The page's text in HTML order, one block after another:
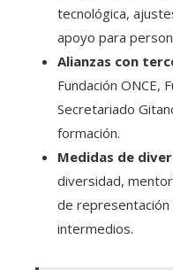
tecnológica,
apoyo para
Alianzas con
Fundación ONCE,
Secretariado
formación.
Medidas de
diversidad,
de representación
intermedios.